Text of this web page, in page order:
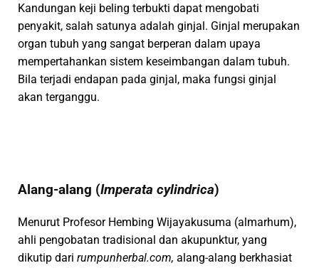
Kandungan keji beling terbukti dapat mengobati
penyakit, salah satunya adalah ginjal. Ginjal merupakan
organ tubuh yang sangat berperan dalam upaya
mempertahankan sistem keseimbangan dalam tubuh.
Bila terjadi endapan pada ginjal, maka fungsi ginjal
akan terganggu.
Alang-alang (Imperata cylindrica)
Menurut Profesor Hembing Wijayakusuma (almarhum),
ahli pengobatan tradisional dan akupunktur, yang
dikutip dari rumpunherbal.com, alang-alang berkhasiat